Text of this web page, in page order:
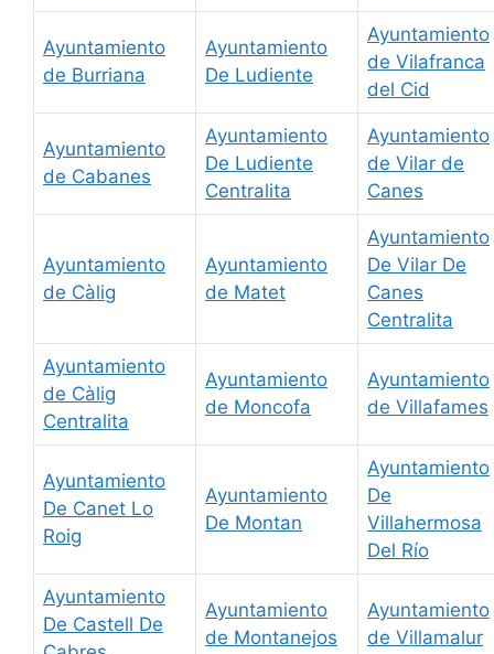
Ayuntamiento
de Burriana
Ayuntamiento
De Ludiente
Ayuntamiento
de Vilafranca
del Cid
Ayuntamiento
de Cabanes
Ayuntamiento
De Ludiente
Centralita
Ayuntamiento
de Vilar de
Canes
Ayuntamiento
de Càlig
Ayuntamiento
de Matet
Ayuntamiento
De Vilar De
Canes
Centralita
Ayuntamiento
de Càlig
Centralita
Ayuntamiento
de Moncofa
Ayuntamiento
de Villafames
Ayuntamiento
De Canet Lo
Roig
Ayuntamiento
De Montan
Ayuntamiento
De
Villahermosa
Del Río
Ayuntamiento
De Castell De
Ayuntamiento
de Montanejos
Ayuntamiento
de Villamalur